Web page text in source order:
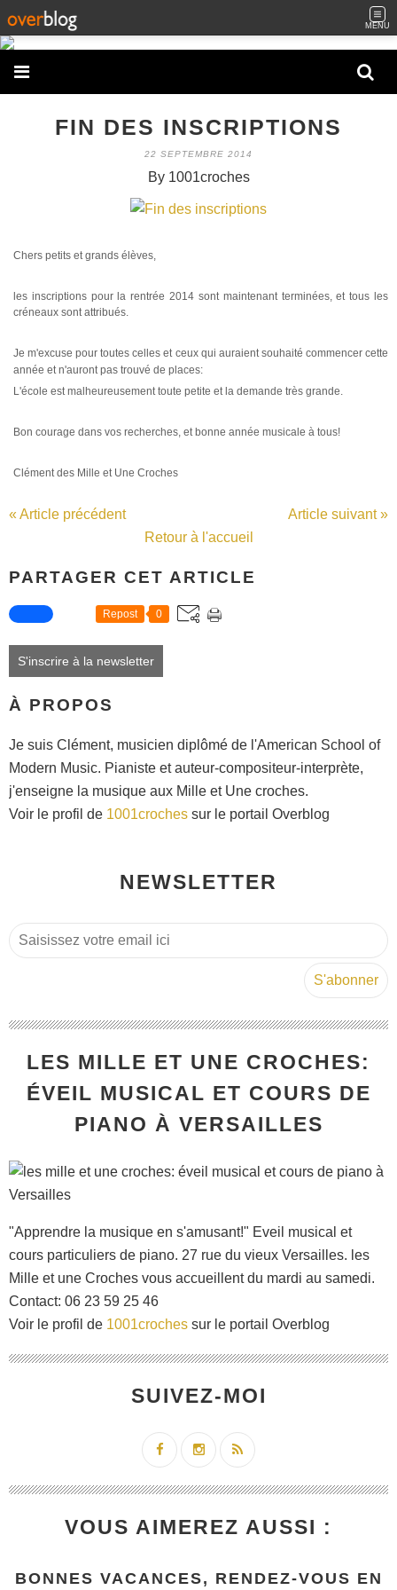
MENU
FIN DES INSCRIPTIONS
22 SEPTEMBRE 2014
By 1001croches
Chers petits et grands élèves,
les inscriptions pour la rentrée 2014 sont maintenant terminées, et tous les
créneaux sont attribués.
Je m'excuse pour toutes celles et ceux qui auraient souhaité commencer cette
année et n'auront pas trouvé de places:
L'école est malheureusement toute petite et la demande très grande.
Bon courage dans vos recherches, et bonne année musicale à tous!
Clément des Mille et Une Croches
« Article précédent
Article suivant »
Retour à l'accueil
PARTAGER CET ARTICLE
Repost 0
S'inscrire à la newsletter
À PROPOS
Je suis Clément, musicien diplômé de l'American School of
Modern Music. Pianiste et auteur-compositeur-interprète,
j'enseigne la musique aux Mille et Une croches.
Voir le profil de 1001croches sur le portail Overblog
NEWSLETTER
LES MILLE ET UNE CROCHES:
ÉVEIL MUSICAL ET COURS DE
PIANO À VERSAILLES
"Apprendre la musique en s'amusant!" Eveil musical et
cours particuliers de piano. 27 rue du vieux Versailles. les
Mille et une Croches vous accueillent du mardi au samedi.
Contact: 06 23 59 25 46
Voir le profil de 1001croches sur le portail Overblog
SUIVEZ-MOI
VOUS AIMEREZ AUSSI :
BONNES VACANCES, RENDEZ-VOUS EN